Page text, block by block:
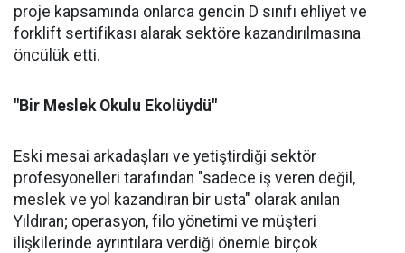
proje kapsamında onlarca gencin D sınıfı ehliyet ve
forklift sertifikası alarak sektöre kazandırılmasına
öncülük etti.
"Bir Meslek Okulu Ekolüydü"
Eski mesai arkadaşları ve yetiştirdiği sektör
profesyonelleri tarafından "sadece iş veren değil,
meslek ve yol kazandıran bir usta" olarak anılan
Yıldıran; operasyon, filo yönetimi ve müşteri
ilişkilerinde ayrıntılara verdiği önemle birçok